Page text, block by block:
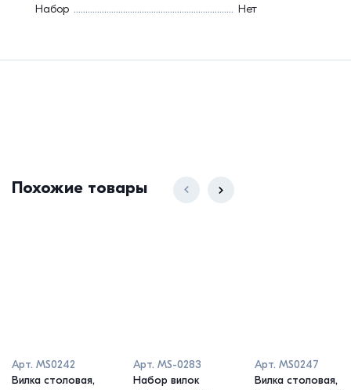
Набор
Нет
Похожие товары
Арт. MS0242
Вилка столовая,
Арт. MS-0283
Набор вилок
Арт. MS0247
Вилка столовая,